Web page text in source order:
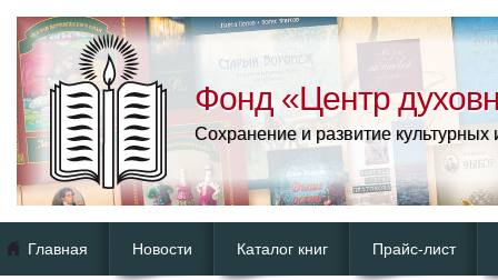
Фонд «Центр
Сохранение и развитие
Главная Новости Каталог книг Прайс-лист